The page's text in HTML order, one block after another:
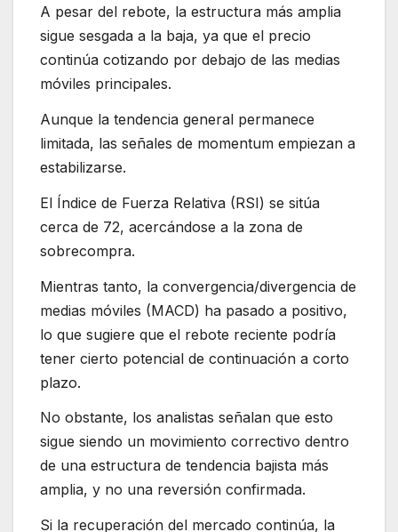
A pesar del rebote, la estructura más amplia
sigue sesgada a la baja, ya que el precio
continúa cotizando por debajo de las medias
móviles principales.
Aunque la tendencia general permanece
limitada, las señales de momentum empiezan a
estabilizarse.
El Índice de Fuerza Relativa (RSI) se sitúa
cerca de 72, acercándose a la zona de
sobrecompra.
Mientras tanto, la convergencia/divergencia de
medias móviles (MACD) ha pasado a positivo,
lo que sugiere que el rebote reciente podría
tener cierto potencial de continuación a corto
plazo.
No obstante, los analistas señalan que esto
sigue siendo un movimiento correctivo dentro
de una estructura de tendencia bajista más
amplia, y no una reversión confirmada.
Si la recuperación del mercado continúa, la